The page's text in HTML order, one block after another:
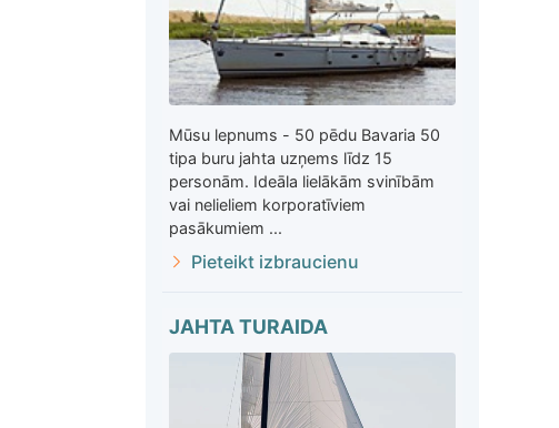
Mūsu lepnums - 50 pēdu Bavaria 50
tipa buru jahta uzņems līdz 15
personām. Ideāla lielākām svinībām
vai nelieliem korporatīviem
pasākumiem ...
Pieteikt izbraucienu
JAHTA TURAIDA